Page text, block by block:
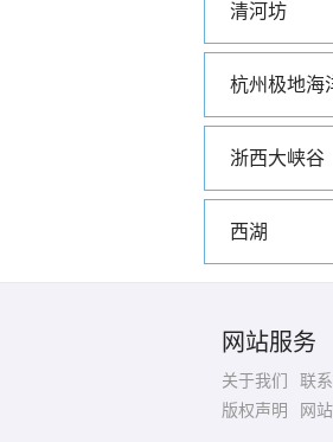
清河坊
杭州极地海
浙西大峡谷
西湖
网站服务
关于我们 联系
版权声明
网